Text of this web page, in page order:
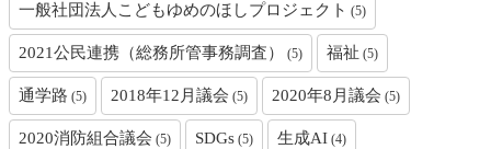
一般社団法人こどもゆめのほしプロジェクト (5)
2021公民連携（総務所管事務調査） (5) 福祉 (5)
通学路 (5) 2018年12月議会 (5) 2020年8月議会 (5)
2020消防組合議会 (5) SDGs (5) 生成AI (4)